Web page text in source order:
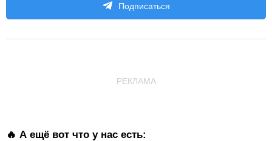
Подписаться
РЕКЛАМА
🔥 А ещё вот что у нас есть: